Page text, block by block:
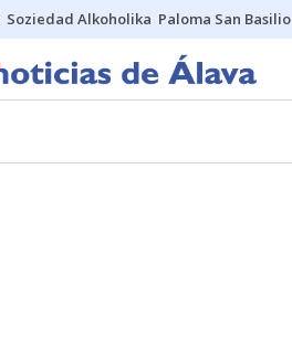
Soziedad Alkoholika Paloma San Basilio